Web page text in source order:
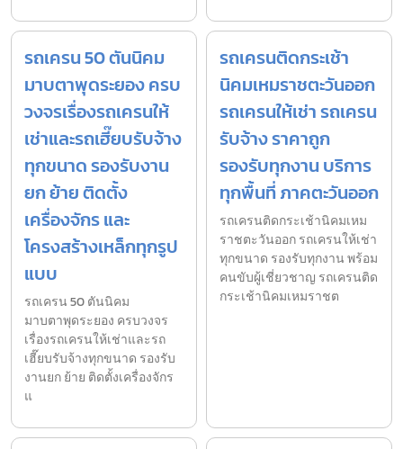
รถเครน 50 ตันนิคม
มาบตาพุดระยอง ครบ
วงจรเรื่องรถเครนให้
เช่าและรถเฮี๊ยบรับจ้าง
ทุกขนาด รองรับงาน
ยก ย้าย ติดตั้ง
เครื่องจักร และ
โครงสร้างเหล็กทุกรูป
แบบ
รถเครน 50 ตันนิคม
มาบตาพุดระยอง ครบวงจร
เรื่องรถเครนให้เช่าและรถ
เฮี๊ยบรับจ้างทุกขนาด รองรับ
งานยก ย้าย ติดตั้งเครื่องจักร
แ
รถเครนติดกระเช้า
นิคมเหมราชตะวันออก
รถเครนให้เช่า รถเครน
รับจ้าง ราคาถูก
รองรับทุกงาน บริการ
ทุกพื้นที่ ภาคตะวันออก
รถเครนติดกระเช้านิคมเหม
ราชตะวันออก รถเครนให้เช่า
ทุกขนาด รองรับทุกงาน พร้อม
คนขับผู้เชี่ยวชาญ รถเครนติด
กระเช้านิคมเหมราชต